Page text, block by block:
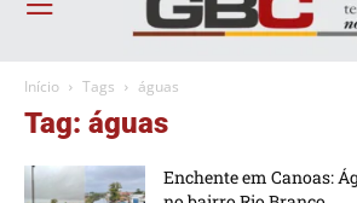
Início Tags águas
Tag: águas
Enchente em Canoas: